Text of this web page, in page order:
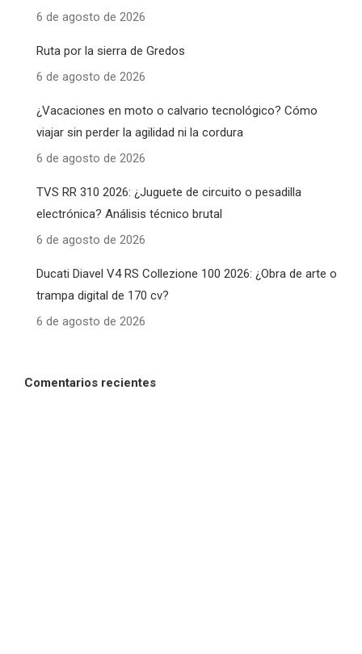
6 de agosto de 2026
Ruta por la sierra de Gredos
6 de agosto de 2026
¿Vacaciones en moto o calvario tecnológico? Cómo
viajar sin perder la agilidad ni la cordura
6 de agosto de 2026
TVS RR 310 2026: ¿Juguete de circuito o pesadilla
electrónica? Análisis técnico brutal
6 de agosto de 2026
Ducati Diavel V4 RS Collezione 100 2026: ¿Obra de arte o
trampa digital de 170 cv?
6 de agosto de 2026
Comentarios recientes